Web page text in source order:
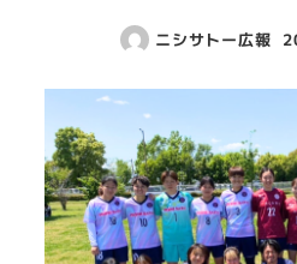
ニシサトー広報